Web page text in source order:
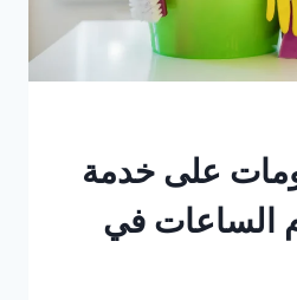
على خدمة
الساعات في